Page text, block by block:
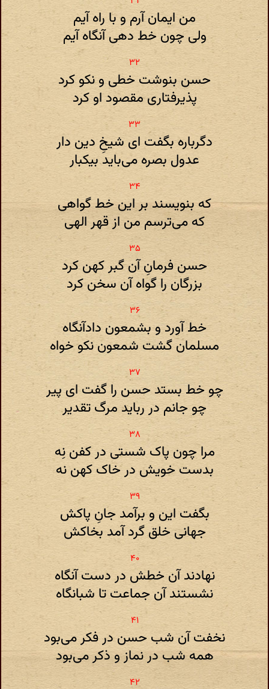
من ایمان آرم و با راه آیم
ولی چون خط دهی آنگاه آیم
حسن بنوشت خطی و نکو کرد
پذیرفتاری مقصود او کرد
دگرباره بگفت ای شیخِ دین دار
عدول بصره می‌باید بیکبار
که بنویسند بر این خط گواهی
که می‌ترسم من از قهر الهی
حسن فرمانِ آن گبر کهن کرد
بزرگان را گواه آن سخن کرد
خط آورد و بشمعون دادآنگاه
مسلمان گشت شمعون نکو خواه
چو خط بستد حسن را گفت ای پیر
چو جانم در رباید مرگ تقدیر
مرا چون پاک شستی در کفن نِه
بدست خویش در خاک کهن نه
بگفت این و برآمد جانِ پاکش
جهانی خلق گرد آمد بخاکش
نهادند آن خطش در دست آنگاه
نشستند آن جماعت تا شبانگاه
نخفت آن شب حسن در فکر می‌بود
همه شب در نماز و ذکر می‌بود